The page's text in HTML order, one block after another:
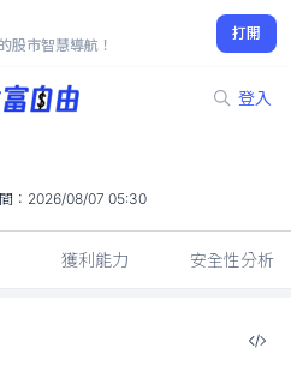
股市智慧導航！
打開
登入
1.03%
： 2026/08/07 05:30
獲利能力 安全性分析